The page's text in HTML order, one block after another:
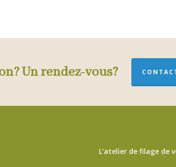
Un rendez-vous?
L’atelier de filage de